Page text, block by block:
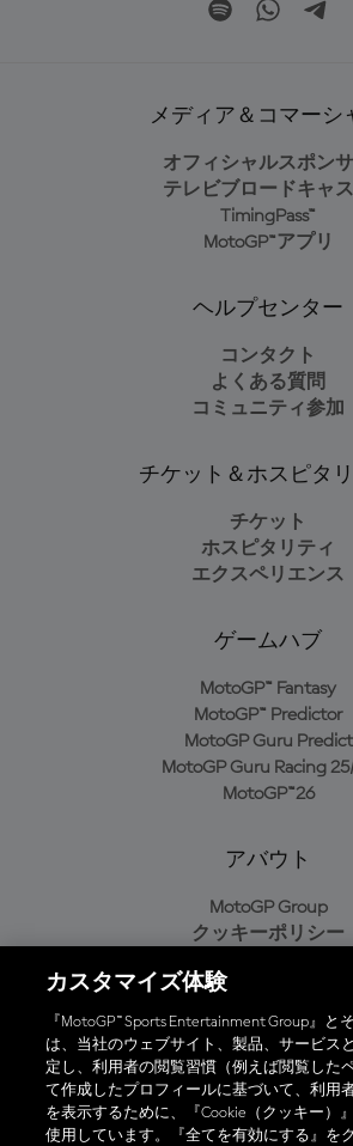
メディア＆コマーシ
オフィシャルスポン
テレビブロードキャ
TimingPass™
MotoGP™アプリ
ヘルプセンター
コンタクト
よくある質問
コミュニティ参加
チケット＆ホスピタ
チケット
ホスピタリティ
エクスペリエンス
ゲームハブ
MotoGP™ Fantasy
MotoGP™ Predictor
MotoGP Guru Predict
MotoGP Guru Racing
MotoGP™26
アバウト
MotoGP Group
クッキーポリシー
プライバシーポリシー
購入ポリシー
オフィシャルアプリ
カスタマイズ体験
『MotoGP™ Sports Entertainment Group』と
は、当社のウェブサイト、製品、サービス
定し、利用者の閲覧習慣（例えば閲覧した
て作成したプロフィールに基づいて、利用
を表示するために、『Cookie（クッキー）
使用しています。『全てを有効にする』を